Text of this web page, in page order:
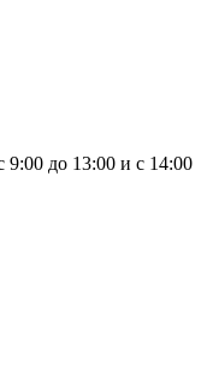
9:00 до 13:00 и с 14:00